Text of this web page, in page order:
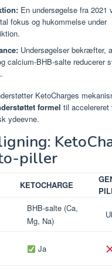
En undersøgelse fra 2021
fokus og hukommelse under
Undersøgelser bekræfter,
calcium-BHB-salte reducerer
KetoCharges
formel til
ydeevne.
piller
KETOCHARGE
BHB-salte (Ca,
Mg, Na)
Ja